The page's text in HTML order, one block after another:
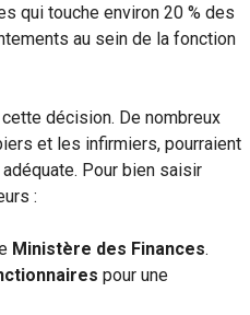
qui touche environ 20 % des
au sein de la fonction
décision. De nombreux
et les infirmiers, pourraient
Pour bien saisir
:
Ministère des Finances.
pour une